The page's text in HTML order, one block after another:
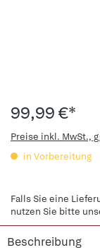
99,99 €*
Preise inkl. MwSt.,
in Vorbereitung
Falls Sie eine
nutzen Sie bitte
Beschreibung